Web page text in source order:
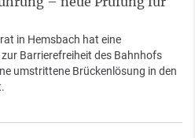
in Hemsbach hat eine
Barrierefreiheit des Bahnhofs
umstrittene Brückenlösung in den